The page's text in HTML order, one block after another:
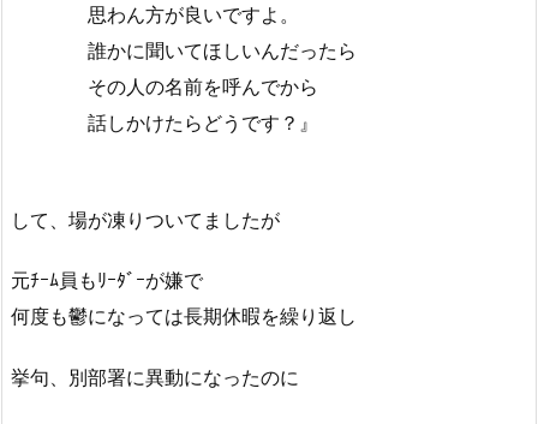
思わん方が良いですよ。
誰かに聞いてほしいんだったら
その人の名前を呼んでから
話しかけたらどうです？』
して、場が凍りついてましたが
元ﾁｰﾑ員もﾘｰﾀﾞｰが嫌で
何度も鬱になっては長期休暇を繰り返し
挙句、別部署に異動になったのに